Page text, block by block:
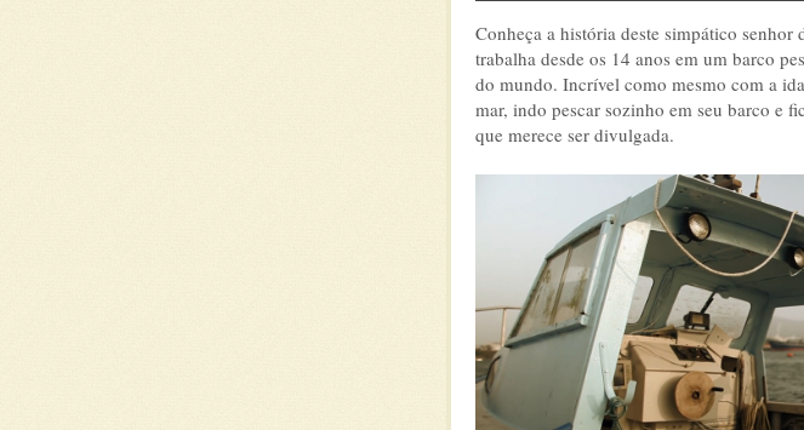
Conheça a história deste simpático
trabalha desde os 14 anos em um barco
do mundo. Incrível como mesmo com a
mar, indo pescar sozinho em seu barco e
que merece ser divulgada.